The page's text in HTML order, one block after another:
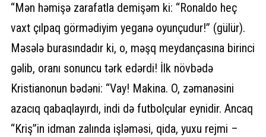
“Mən həmişə zarafatla demişəm ki: “Ronaldo heç
vaxt çılpaq görmədiyim yeganə oyunçudur!” (gülür).
Məsələ burasındadır ki, o, məşq meydançasına birinci
gəlib, oranı sonuncu tərk edərdi! İlk növbədə
Kristianonun bədəni: “Vay! Makina. O, zəmanəsini
azacıq qabaqlayırdı, indi də futbolçular eynidir. Ancaq
“Kriş”in idman zalında işləməsi, qida, yuxu rejmi –